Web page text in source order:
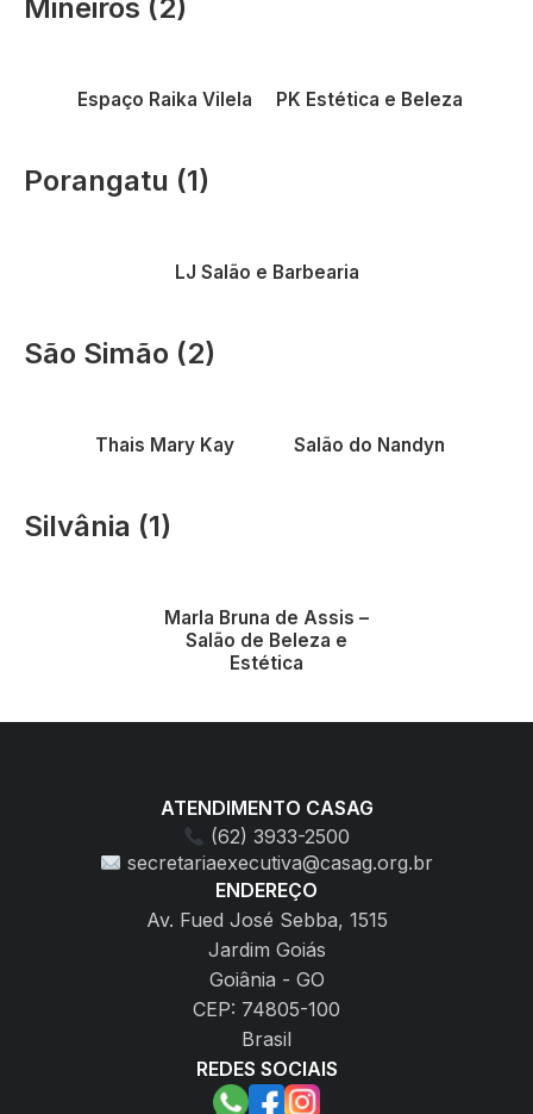
Mineiros (2)
Espaço Raika Vilela PK Estética e Beleza
Porangatu (1)
LJ Salão e Barbearia
São Simão (2)
Thais Mary Kay Salão do Nandyn
Silvânia (1)
Marla Bruna de Assis –
Salão de Beleza e
Estética
ATENDIMENTO CASAG
(62) 3933-2500
secretariaexecutiva@casag.org.br
ENDEREÇO
Av. Fued José Sebba, 1515
Jardim Goiás
Goiânia - GO
CEP: 74805-100
Brasil
REDES SOCIAIS